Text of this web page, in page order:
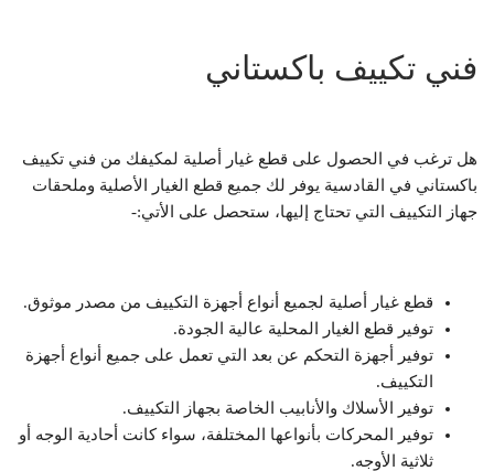
فني تكييف باكستاني
هل ترغب في الحصول على قطع غيار أصلية لمكيفك من فني تكييف
باكستاني في القادسية يوفر لك جميع قطع الغيار الأصلية وملحقات
جهاز التكييف التي تحتاج إليها، ستحصل على الأتي:-
قطع غيار أصلية لجميع أنواع أجهزة التكييف من مصدر موثوق.
توفير قطع الغيار المحلية عالية الجودة.
توفير أجهزة التحكم عن بعد التي تعمل على جميع أنواع أجهزة
التكييف.
توفير الأسلاك والأنابيب الخاصة بجهاز التكييف.
توفير المحركات بأنواعها المختلفة، سواء كانت أحادية الوجه أو
ثلاثية الأوجه.